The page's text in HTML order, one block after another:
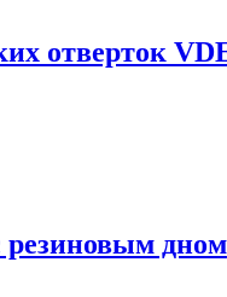
отверток
дном